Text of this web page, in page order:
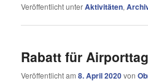
Veröffentlicht unterAktivitäten,
Rabatt für
Veröffentlicht am8. April 2020von